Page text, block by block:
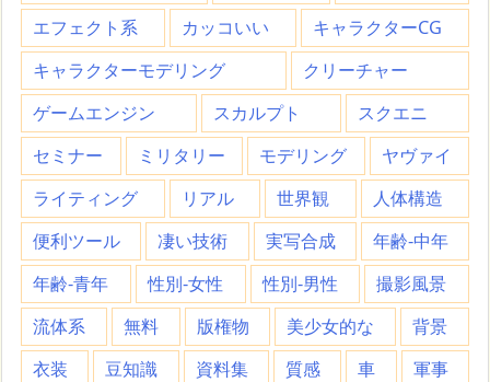
エフェクト系
カッコいい
キャラクターCG
キャラクターモデリング
クリーチャー
ゲームエンジン
スカルプト
スクエニ
セミナー
ミリタリー モデリング
ヤヴァイ
ライティング
リアル 世界観
人体構造
便利ツール
凄い技術 実写合成
年齢-中年
年齢-青年
性別-女性 性別-男性
撮影風景
流体系
無料 版権物 美少女的な
背景
衣装
豆知識 資料集 質感 車
軍事